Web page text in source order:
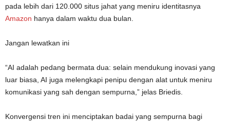
pada lebih dari 120.000 situs jahat yang meniru identitasnya
Amazon hanya dalam waktu dua bulan.
Jangan lewatkan ini
“AI adalah pedang bermata dua: selain mendukung inovasi yang
luar biasa, AI juga melengkapi penipu dengan alat untuk meniru
komunikasi yang sah dengan sempurna,” jelas Briedis.
Konvergensi tren ini menciptakan badai yang sempurna bagi